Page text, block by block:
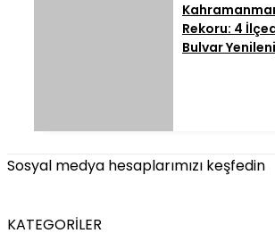
Rekoru: 4
Bulvar
Sosyal medya hesaplarımızı keşfedin
KATEGORİLER